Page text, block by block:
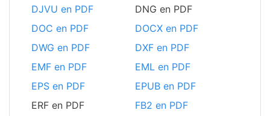
DJVU en PDF
DNG en PDF
DOC en PDF
DOCX en PDF
DWG en PDF
DXF en PDF
EMF en PDF
EML en PDF
EPS en PDF
EPUB en PDF
ERF en PDF
FB2 en PDF